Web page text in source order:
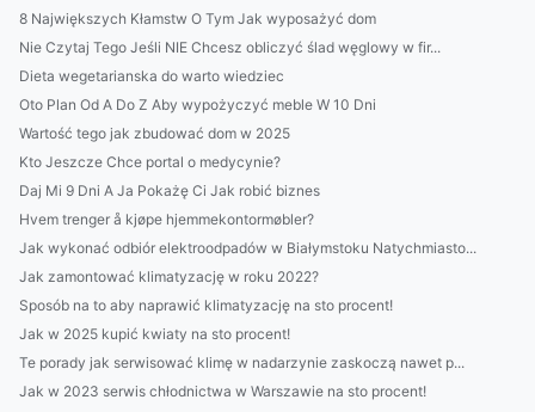
8 Największych Kłamstw O Tym Jak wyposażyć dom
Nie Czytaj Tego Jeśli NIE Chcesz obliczyć ślad węglowy w fir...
Dieta wegetarianska do warto wiedziec
Oto Plan Od A Do Z Aby wypożyczyć meble W 10 Dni
Wartość tego jak zbudować dom w 2025
Kto Jeszcze Chce portal o medycynie?
Daj Mi 9 Dni A Ja Pokażę Ci Jak robić biznes
Hvem trenger å kjøpe hjemmekontormøbler?
Jak wykonać odbiór elektroodpadów w Białymstoku Natychmiasto...
Jak zamontować klimatyzację w roku 2022?
Sposób na to aby naprawić klimatyzację na sto procent!
Jak w 2025 kupić kwiaty na sto procent!
Te porady jak serwisować klimę w nadarzynie zaskoczą nawet p...
Jak w 2023 serwis chłodnictwa w Warszawie na sto procent!